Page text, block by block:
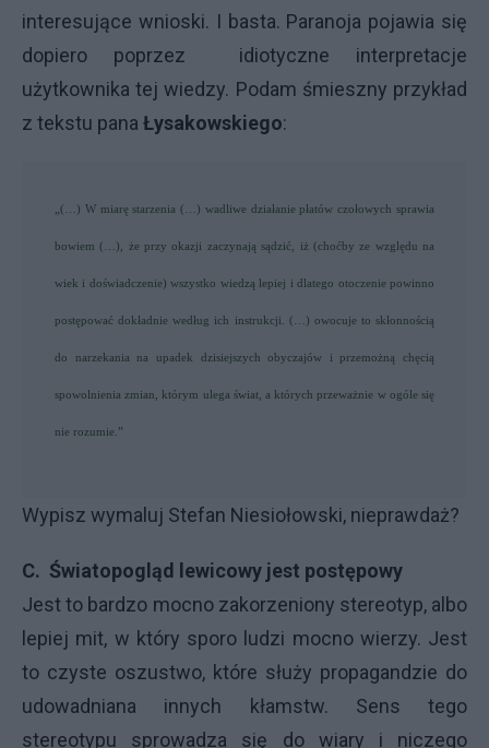
interesujące wnioski. I basta. Paranoja pojawia się
dopiero poprzez idiotyczne interpretacje
użytkownika tej wiedzy. Podam śmieszny przykład
z tekstu pana Łysakowskiego:
„(…) W miarę starzenia (…) wadliwe działanie płatów czołowych sprawia
bowiem (…), że przy okazji zaczynają sądzić, iż (choćby ze względu na
wiek i doświadczenie) wszystko wiedzą lepiej i dlatego otoczenie powinno
postępować dokładnie według ich instrukcji. (…) owocuje to skłonnością
do narzekania na upadek dzisiejszych obyczajów i przemożną chęcią
spowolnienia zmian, którym ulega świat, a których przeważnie w ogóle się
nie rozumie.”
Wypisz wymaluj Stefan Niesiołowski, nieprawdaż?
C. Światopogląd lewicowy jest postępowy
Jest to bardzo mocno zakorzeniony stereotyp, albo
lepiej mit, w który sporo ludzi mocno wierzy. Jest
to czyste oszustwo, które służy propagandzie do
udowadniana innych kłamstw. Sens tego
stereotypu sprowadza się do wiary i niczego